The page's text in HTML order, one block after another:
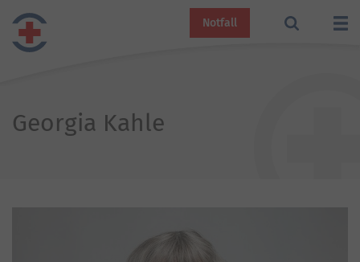
Notfall
Georgia Kahle